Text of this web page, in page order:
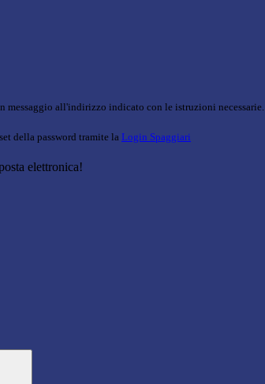
messaggio all'indirizzo indicato con le istruzioni necessarie.
della password tramite la Login Spaggiari
elettronica!